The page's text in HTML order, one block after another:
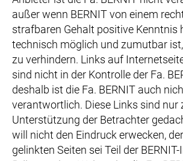
außer wenn BERNIT von einem
strafbaren Gehalt positive Kenntnis
technisch möglich und zumutbar
zu verhindern. Links auf
sind nicht in der Kontrolle der Fa.
deshalb ist die Fa. BERNIT auch
verantwortlich. Diese Links sind nur
Unterstützung der Betrachter
will nicht den Eindruck erwecken,
gelinkten Seiten sei Teil der